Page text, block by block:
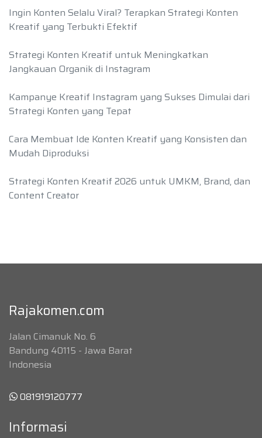
Ingin Konten Selalu Viral? Terapkan Strategi Konten
Kreatif yang Terbukti Efektif
Strategi Konten Kreatif untuk Meningkatkan
Jangkauan Organik di Instagram
Kampanye Kreatif Instagram yang Sukses Dimulai dari
Strategi Konten yang Tepat
Cara Membuat Ide Konten Kreatif yang Konsisten dan
Mudah Diproduksi
Strategi Konten Kreatif 2026 untuk UMKM, Brand, dan
Content Creator
Rajakomen.com
Jalan Cimanuk No. 6
Bandung 40115 - Jawa Barat
Indonesia
081919120777
Informasi